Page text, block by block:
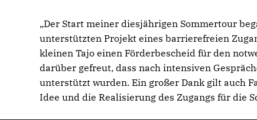
Der Start meiner diesjährigen Sommertour
unterstützten Projekt eines barrierefreien
kleinen Tajo einen Förderbescheid für den
darüber gefreut, dass nach intensiven
unterstützt wurden. Ein großer Dank gilt auch
Idee und die Realisierung des Zugangs für die